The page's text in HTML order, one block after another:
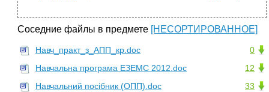
Соседние файлы в предмете [НЕСОРТИРОВАННОЕ]
0
Навч_практ_з_АПП_кр.doc
12
Навчальна програма ЕЗЕМС 2012.doc
33
Навчальний посiбник (ОПП).doc